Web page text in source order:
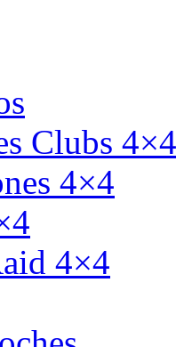
Clubs 4×4
4×4
4×4